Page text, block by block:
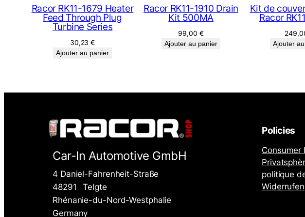
0
/
0
Racor RK11-1679 Heater
Feed Through Plug
Turbine Series
30,23€
Ajouter au panier
Racor RK11-1910 Drain
Kit 500MA
99,00 €
Ajouter au panier
Kit de
Racor
Ajouter
Car-In Automotive GmbH
4 Daniel-Fahrenheit-Straße
48291
Telgte
Rhénanie-du-Nord-Westphalie
Germany
Policies
Consumer
politique
Widerrufen